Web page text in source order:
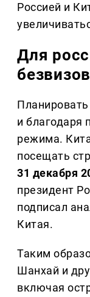
Россией и
Для
и благодаря
режима.
посещать
31 декабря
президент
подписал
Китая.
Таким
Шанхай и
включая